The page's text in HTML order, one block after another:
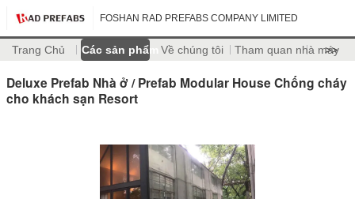
FOSHAN RAD PREFABS COMPANY LIMITED
Trang Chủ Các sản phẩm Về chúng tôi Tham quan nhà máy
>>
Deluxe Prefab Nhà ở / Prefab Modular House Chống cháy
cho khách sạn Resort